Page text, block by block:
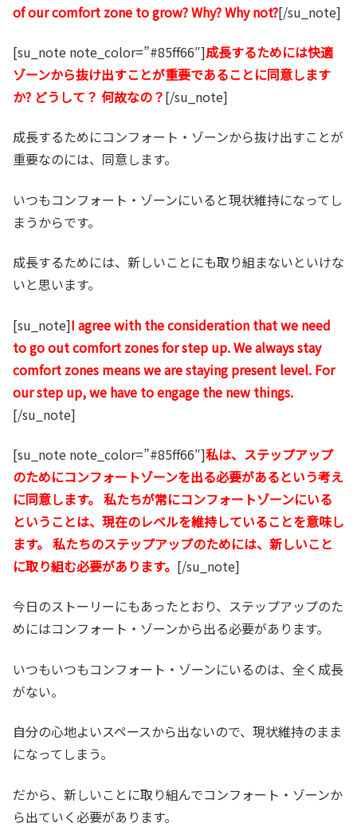
of our comfort zone to grow? Why? Why not?[/su_note]
[su_note note_color=”#85ff66″]成長するためには快適
ゾーンから抜け出すことが重要であることに同意します
か? どうして？ 何故なの？[/su_note]
成長するためにコンフォート・ゾーンから抜け出すことが
重要なのには、同意します。
いつもコンフォート・ゾーンにいると現状維持になってし
まうからです。
成長するためには、新しいことにも取り組まないといけな
いと思います。
[su_note]I agree with the consideration that we need
to go out comfort zones for step up. We always stay
comfort zones means we are staying present level. For
our step up, we have to engage the new things.
[/su_note]
[su_note note_color=”#85ff66″]私は、ステップアップ
のためにコンフォートゾーンを出る必要があるという考え
に同意します。 私たちが常にコンフォートゾーンにいる
ということは、現在のレベルを維持していることを意味し
ます。 私たちのステップアップのためには、新しいこと
に取り組む必要があります。 [/su_note]
今日のストーリーにもあったとおり、ステップアップのた
めにはコンフォート・ゾーンから出る必要があります。
いつもいつもコンフォート・ゾーンにいるのは、全く成長
がない。
自分の心地よいスペースから出ないので、現状維持のまま
になってしまう。
だから、新しいことに取り組んでコンフォート・ゾーンか
ら出ていく必要があります。